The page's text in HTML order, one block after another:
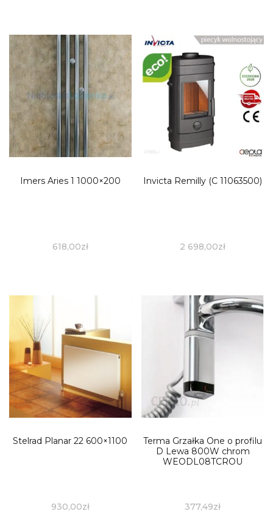
Imers Aries 1 1000×200
618,00zł
Invicta Remilly (C 11063500)
2 698,00zł
Stelrad Planar 22 600×1100
930,00zł
Terma Grzałka One o profilu
D Lewa 800W chrom
WEODL08TCROU
377,49zł